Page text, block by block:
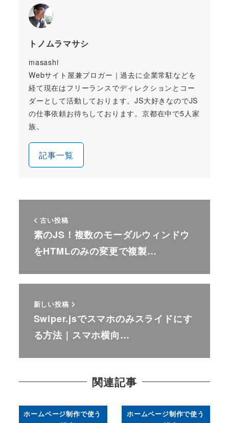
トノムラマサシ
masashi
Webサイト屋兼ブロガー｜過去に企業常駐などを
経て現在はフリーランスでディレクションとコー
ダーとして活動しております。JS大好きなのでJS
の仕事依頼お待ちしております。京都在中で5人家
族。
記事一覧
古い投稿
素のJS！複数のモーダルウィンドウ
をHTMLのみの変更で複製…
新しい投稿
Swiper.jsでスマホのみスライドにす
る方法｜スマホ横向…
関連記事
ホームページ制作で使う
ホームページ制作で使う